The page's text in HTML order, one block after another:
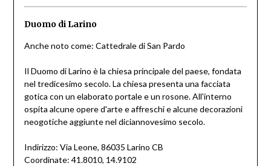
Duomo di Larino
Anche noto come: Cattedrale di San Pardo
Il Duomo di Larino è la chiesa principale del paese, fondata
nel tredicesimo secolo. La chiesa presenta una facciata
gotica con un elaborato portale e un rosone. All'interno
ospita alcune opere d'arte e affreschi e alcune decorazioni
neogotiche aggiunte nel diciannovesimo secolo.
Indirizzo: Via Leone, 86035 Larino CB
Coordinate: 41.8010, 14.9102